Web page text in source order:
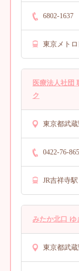
6802-1637
東京メト
医療法人社団
ク
東京都武
0422-76-
JR吉祥寺
みたか北口 ゆ
東京都武